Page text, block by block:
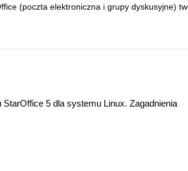
(poczta elektroniczna i grupy dyskusyjne)
5 dla systemu Linux. Zagadnienia